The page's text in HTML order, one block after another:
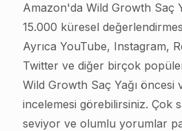
Amazon'da Wild Growth Saç
15.000 küresel
Ayrıca YouTube, Instagram,
Twitter ve diğer birçok
Wild Growth Saç Yağı öncesi
incelemesi görebilirsiniz. Çok
seviyor ve olumlu yorumlar